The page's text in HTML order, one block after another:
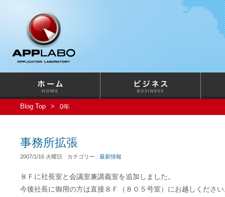
Blog Top 0年
事務所拡張
2007/1/16 火曜日 カテゴリー : 最新情報
８Ｆに社長室と会議室兼講義室を追加しました。
今後社長に御用の方は直接８Ｆ（８０５号室）にお越しくださ